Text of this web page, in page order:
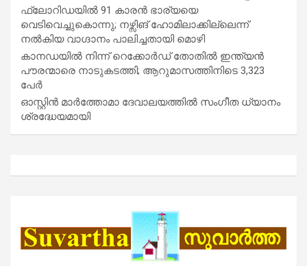
ഫ്ലോറിഡയിൽ 91 കാരൻ ഭാര്യയെ
വെടിവെച്ചുകൊന്നു; നഴ്സിങ് ഹോമിലാക്കില്ലെന്ന്
നൽകിയ വാഗ്ദാനം പാലിച്ചതായി മൊഴി
കാനഡയിൽ നിന്ന് റെക്കോർഡ് തോതിൽ ഇന്ത്യൻ
പൗരന്മാരെ നാടുകടത്തി; ആറുമാസത്തിനിടെ 3,323
പേർ
ഓസ്റ്റിൻ മാർത്തോമാ ദേവാലയത്തിൽ സംഗീത ധ്യാനം
ശ്രദ്ധേയമായി